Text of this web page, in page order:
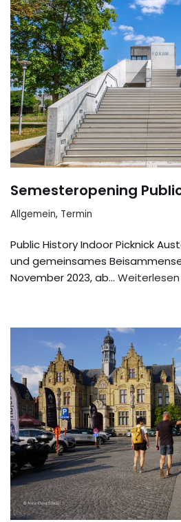
Semesteropening
Allgemein, Termin
Public History Indoor Picknick
und gemeinsames
November 2023, ab… Weiterlesen